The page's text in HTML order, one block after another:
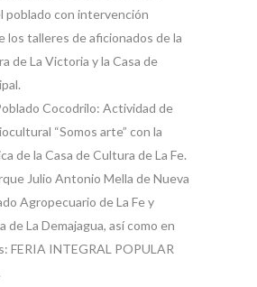
poblado con intervención
los talleres de aficionados de la
de La Victoria y la Casa de
Cocodrilo: Actividad de
“Somos arte” con la
de la Casa de Cultura de La Fe.
Julio Antonio Mella de Nueva
Agropecuario de La Fe y
de La Demajagua, así como en
FERIA INTEGRAL POPULAR